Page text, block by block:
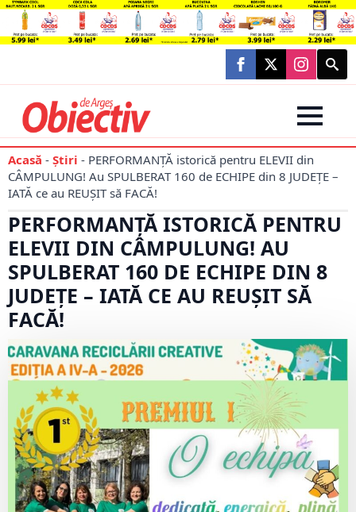
Search
for:
Acasă - Știri - PERFORMANȚĂ istorică pentru ELEVII din
CÂMPULUNG! Au SPULBERAT 160 de ECHIPE din 8 JUDEȚE –
IATĂ ce au REUȘIT să FACĂ!
PERFORMANȚĂ ISTORICĂ PENTRU
ELEVII DIN CÂMPULUNG! AU
SPULBERAT 160 DE ECHIPE DIN 8
JUDEȚE – IATĂ CE AU REUȘIT SĂ
FACĂ!